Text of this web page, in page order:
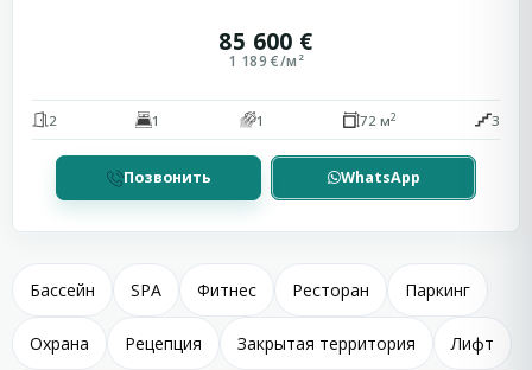
85 600 €
1 189 €/м²
2 1 1 72 м2 3
Позвонить WhatsApp
Бассейн SPA Фитнес Ресторан Паркинг
Охрана Рецепция Закрытая территория Лифт